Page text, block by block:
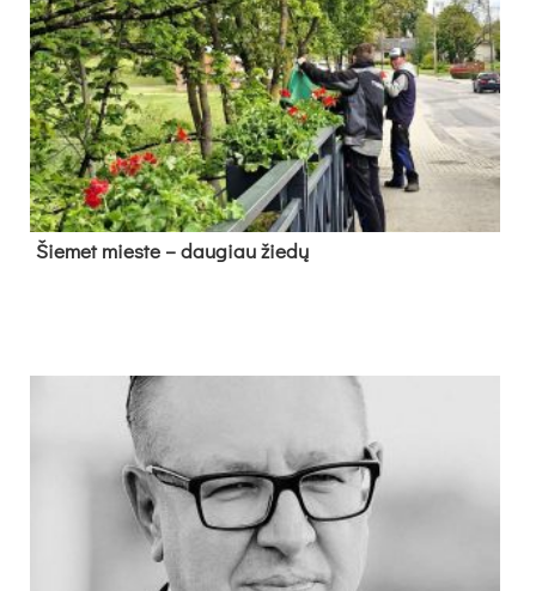
Šie­met mies­te – dau­giau žie­dų